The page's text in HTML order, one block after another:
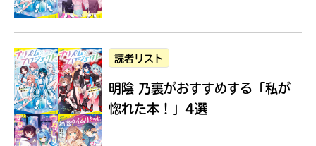
読者リスト
明陰 乃裏がおすすめする 「私が
惚れた本！」4選
に
エ